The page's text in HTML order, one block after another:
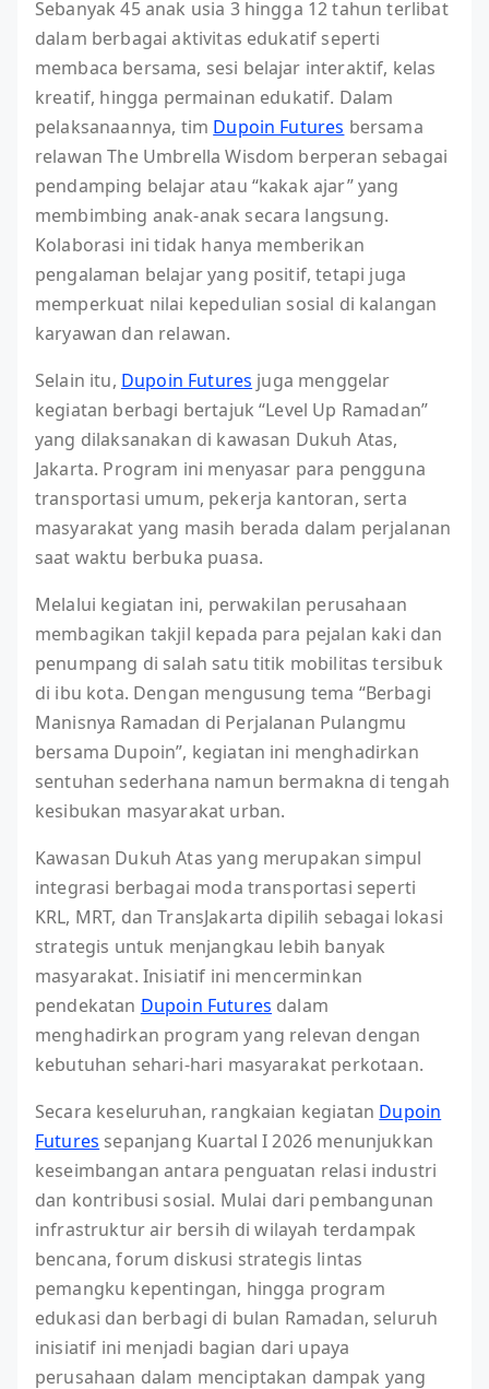
Sebanyak 45 anak usia 3 hingga 12 tahun terlibat
dalam berbagai aktivitas edukatif seperti
membaca bersama, sesi belajar interaktif, kelas
kreatif, hingga permainan edukatif. Dalam
pelaksanaannya, tim Dupoin Futures bersama
relawan The Umbrella Wisdom berperan sebagai
pendamping belajar atau “kakak ajar” yang
membimbing anak-anak secara langsung.
Kolaborasi ini tidak hanya memberikan
pengalaman belajar yang positif, tetapi juga
memperkuat nilai kepedulian sosial di kalangan
karyawan dan relawan.
Selain itu, Dupoin Futures juga menggelar
kegiatan berbagi bertajuk “Level Up Ramadan”
yang dilaksanakan di kawasan Dukuh Atas,
Jakarta. Program ini menyasar para pengguna
transportasi umum, pekerja kantoran, serta
masyarakat yang masih berada dalam perjalanan
saat waktu berbuka puasa.
Melalui kegiatan ini, perwakilan perusahaan
membagikan takjil kepada para pejalan kaki dan
penumpang di salah satu titik mobilitas tersibuk
di ibu kota. Dengan mengusung tema “Berbagi
Manisnya Ramadan di Perjalanan Pulangmu
bersama Dupoin”, kegiatan ini menghadirkan
sentuhan sederhana namun bermakna di tengah
kesibukan masyarakat urban.
Kawasan Dukuh Atas yang merupakan simpul
integrasi berbagai moda transportasi seperti
KRL, MRT, dan TransJakarta dipilih sebagai lokasi
strategis untuk menjangkau lebih banyak
masyarakat. Inisiatif ini mencerminkan
pendekatan Dupoin Futures dalam
menghadirkan program yang relevan dengan
kebutuhan sehari-hari masyarakat perkotaan.
Secara keseluruhan, rangkaian kegiatan Dupoin
Futures sepanjang Kuartal I 2026 menunjukkan
keseimbangan antara penguatan relasi industri
dan kontribusi sosial. Mulai dari pembangunan
infrastruktur air bersih di wilayah terdampak
bencana, forum diskusi strategis lintas
pemangku kepentingan, hingga program
edukasi dan berbagi di bulan Ramadan, seluruh
inisiatif ini menjadi bagian dari upaya
perusahaan dalam menciptakan dampak yang